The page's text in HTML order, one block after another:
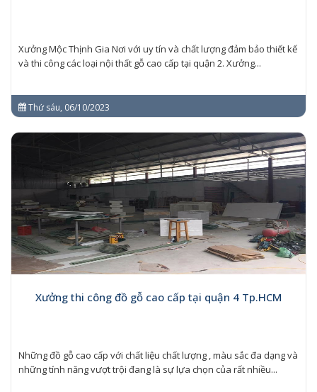
Xưởng Mộc Thịnh Gia Nơi với uy tín và chất lượng đảm bảo thiết kế
và thi công các loại nội thất gỗ cao cấp tại quận 2. Xưởng...
Thứ sáu, 06/10/2023
Xưởng thi công đồ gỗ cao cấp tại quận 4 Tp.HCM
Những đồ gỗ cao cấp với chất liệu chất lượng , màu sắc đa dạng và
những tính năng vượt trội đang là sự lựa chọn của rất nhiều...